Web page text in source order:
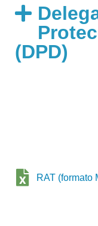
(DPD)
RAT (formato